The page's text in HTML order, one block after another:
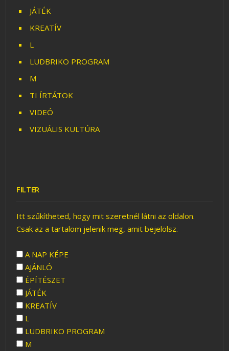
JÁTÉK
KREATÍV
L
LUDBRIKO PROGRAM
M
TI ÍRTÁTOK
VIDEÓ
VIZUÁLIS KULTÚRA
FILTER
Itt szűkítheted, hogy mit szeretnél látni az oldalon.
Csak az a tartalom jelenik meg, amit bejelölsz.
A NAP KÉPE
AJÁNLÓ
ÉPÍTÉSZET
JÁTÉK
KREATÍV
L
LUDBRIKO PROGRAM
M